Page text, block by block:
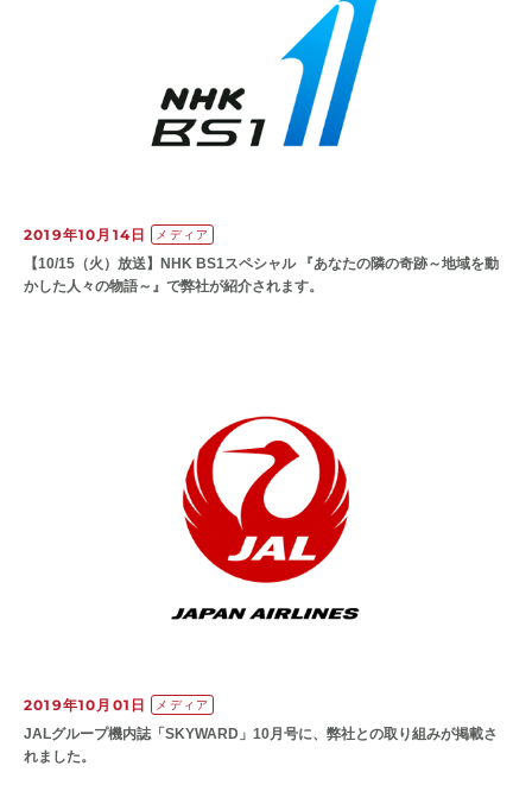
2019年10月14日 メディア
【10/15（火）放送】NHK BS1スペシャル 『あなたの隣の奇跡～地域を動
かした人々の物語～』で弊社が紹介されます。
2019年10月01日 メディア
JALグループ機内誌「SKYWARD」10月号に、弊社との取り組みが掲載さ
れました。